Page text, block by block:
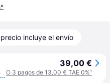
precio incluye el envío
Cámara Compacta Llavero Kodak Charmera 1.6MP USB-C Pantalla LCD Diseño Vintage Sorpresa
39,00 €
O 3 pagos de 13,00 € TAE 0%¹